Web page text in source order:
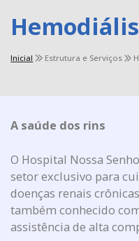
Inicial Estrutura e Serviços
A saúde dos rins
O Hospital Nossa
setor exclusivo para
doenças renais
também conhecido
assistência de alta